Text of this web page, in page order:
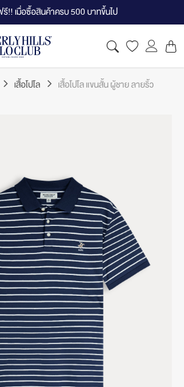
!! เมื่อซื้อสินค้าครบ 500 บาทขึ้นไป
เสื้อโปโล เสื้อโปโล แขนสั้น ผู้ชาย ลายริ้ว